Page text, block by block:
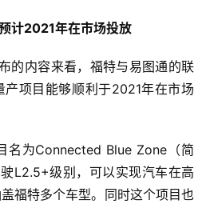
计2021年在市场投放
的内容来看，福特与易图通的联
项目能够顺利于2021年在市场
名为Connected Blue Zone（简
L2.5+级别，可以实现汽车在高
福特多个车型。同时这个项目也